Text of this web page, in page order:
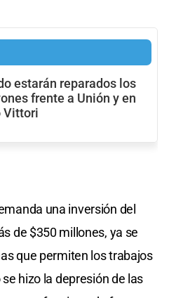
estarán reparados los
frente a Unión y en
Vittori
una inversión del
de $350 millones, ya se
que permiten los trabajos
hizo la depresión de las